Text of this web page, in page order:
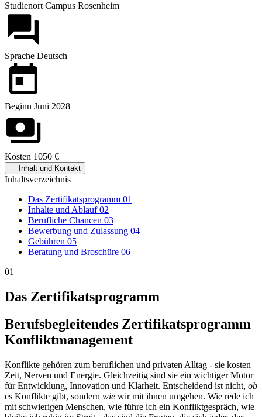
StudienortCampus Rosenheim
Sprache Deutsch
Beginn Juni 2028
Kosten 1050 €
Inhalt und Kontakt
Inhaltsverzeichnis
Das Zertifikatsprogramm 01
Inhalte und Ablauf02
Berufliche Chancen 03
Bewerbung und Zulassung 04
Gebühren 05
Beratung und Broschüre 06
01
Das Zertifikatsprogramm
Berufsbegleitendes Zertifikatsprogramm
Konfliktmanagement
Konflikte gehören zum beruflichen und privaten Alltag - sie kosten
Zeit, Nerven und Energie. Gleichzeitig sind sie ein wichtiger Motor
für Entwicklung, Innovation und Klarheit. Entscheidend ist nicht, ob
es Konflikte gibt, sondern wie wir mit ihnen umgehen. Wie rede ich
mit schwierigen Menschen, wie führe ich ein Konfliktgespräch, wie